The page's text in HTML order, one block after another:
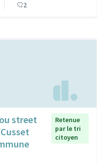
2
street
Retenue
par le tri
citoyen